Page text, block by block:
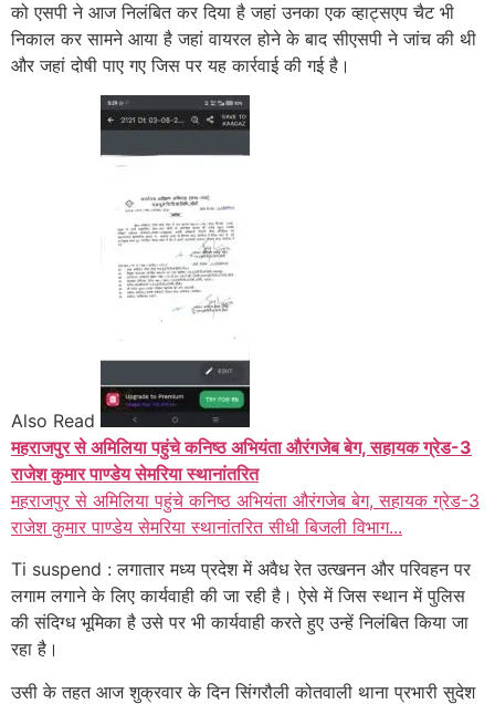
को एसपी ने आज निलंबित कर दिया है जहां उनका एक व्हाट्सएप चैट भी
निकाल कर सामने आया है जहां वायरल होने के बाद सीएसपी ने जांच की थी
और जहां दोषी पाए गए जिस पर यह कार्रवाई की गई है।
Also Read
महराजपुर से अमिलिया पहुंचे कनिष्ठ अभियंता औरंगजेब बेग, सहायक ग्रेड-3
राजेश कुमार पाण्डेय सेमरिया स्थानांतरित
महराजपुर से अमिलिया पहुंचे कनिष्ठ अभियंता औरंगजेब बेग, सहायक ग्रेड-3
राजेश कुमार पाण्डेय सेमरिया स्थानांतरित सीधी बिजली विभाग...
Ti suspend : लगातार मध्य प्रदेश में अवैध रेत उत्खनन और परिवहन पर
लगाम लगाने के लिए कार्यवाही की जा रही है। ऐसे में जिस स्थान में पुलिस
की संदिग्ध भूमिका है उसे पर भी कार्यवाही करते हुए उन्हें निलंबित किया जा
रहा है।
उसी के तहत आज शुक्रवार के दिन सिंगरौली कोतवाली थाना प्रभारी सुदेश